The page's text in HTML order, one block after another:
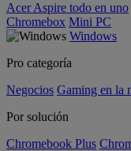
Acer Aspire todo en uno
Chromebox Mini PC
Windows
Pro categoría
Negocios Gaming en la
Por solución
Chromebook Plus